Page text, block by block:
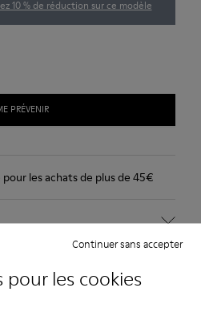
pour les cookies
Continuer sans accepter
10 % de réduction sur ce modèle
PRÉVENIR
les achats de plus de 45€